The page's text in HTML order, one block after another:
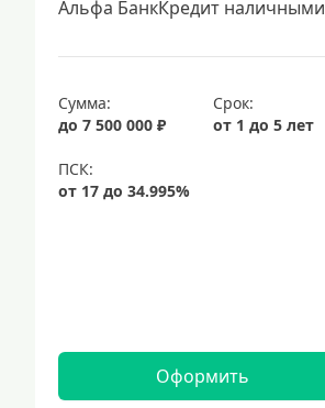
Альфа БанкКредит наличными
Сумма:
до 7 500 000 ₽
Срок:
от 1 до 5 лет
Оформить